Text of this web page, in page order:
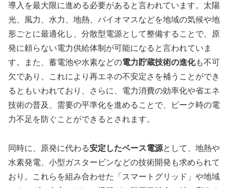
導入を最大限に進める必要があると言われています。太陽
光、風力、水力、地熱、バイオマスなどを地域の気候や地
形ごとに最適化し、分散型電源として整備することで、原
発に頼らない電力供給体制が可能になると言われていま
す。また、蓄電池や水素などの電力貯蔵技術の進化も不可
欠であり、これにより再エネの不安定さを補うことができ
るともいわれており、さらに、電力消費の効率化や省エネ
技術の普及、需要の平準化を進めることで、ピーク時の電
力不足を防ぐことができるとされます。
同時に、原発に代わる安定したベース電源として、地熱や
水素発電、小型ガスタービンなどの技術開発も求められて
おり。これらを組み合わせた「スマートグリッド」や地域